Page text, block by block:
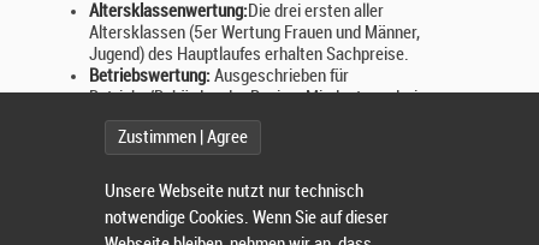
Altersklassenwertung:Die drei ersten aller
Altersklassen (5er Wertung Frauen und Männer,
Jugend) des Hauptlaufes erhalten Sachpreise.
Betriebswertung: Ausgeschrieben für
Betriebe/Behörden der Region. Mindestens drei
Mitarbeiter/innen eines Betriebes/Behörde bilden nach
dem Einlaufergebnis eine oder mehrere Mannschaften.
Zeiten. Nur beiVoranmeldung/ Sammelanmeldung bis
zum Mittwoch, 08.07.2026
unter Angabe
Betriebswertung möglich.
Zustimmen | Agree
Unsere Webseite nutzt nur technisch
notwendige Cookies. Wenn Sie auf dieser